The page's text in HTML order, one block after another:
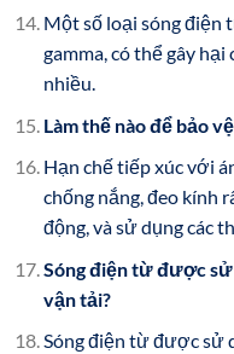
Một số loại sóng điện
gamma, có thể gây
nhiều.
Làm thế nào để bảo
Hạn chế tiếp xúc với
chống nắng, đeo kính
động, và sử dụng các
Sóng điện từ được
vận tải?
Sóng điện từ được sử